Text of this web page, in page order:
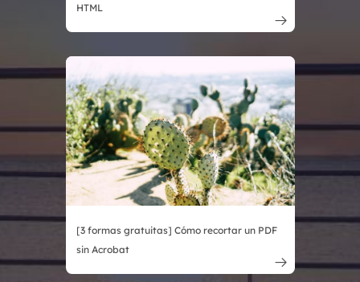
HTML

[3 formas gratuitas] Cómo recortar un PDF
sin Acrobat
